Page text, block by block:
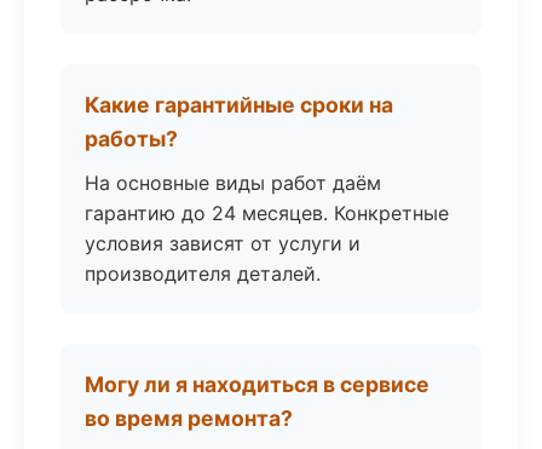
Какие гарантийные сроки на
работы?
На основные виды работ даём
гарантию до 24 месяцев. Конкретные
условия зависят от услуги и
производителя деталей.
Могу ли я находиться в сервисе
во время ремонта?